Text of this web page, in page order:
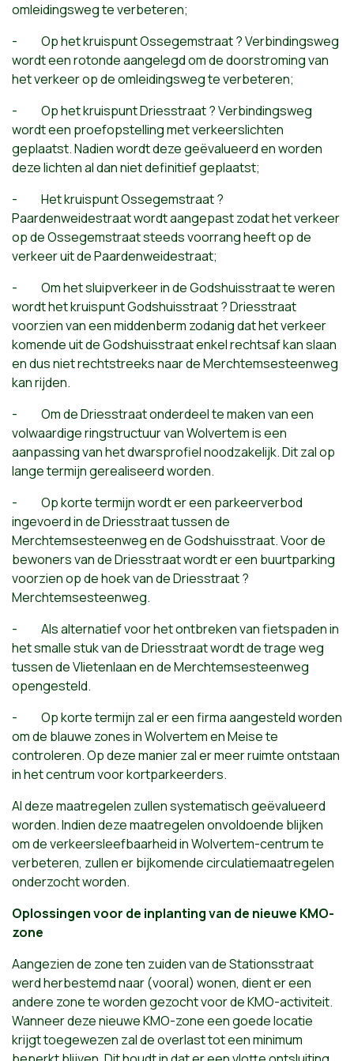
omleidingsweg te verbeteren;
- Op het kruispunt Ossegemstraat ? Verbindingsweg
wordt een rotonde aangelegd om de doorstroming van
het verkeer op de omleidingsweg te verbeteren;
- Op het kruispunt Driesstraat ? Verbindingsweg
wordt een proefopstelling met verkeerslichten
geplaatst. Nadien wordt deze geëvalueerd en worden
deze lichten al dan niet definitief geplaatst;
- Het kruispunt Ossegemstraat ?
Paardenweidestraat wordt aangepast zodat het verkeer
op de Ossegemstraat steeds voorrang heeft op de
verkeer uit de Paardenweidestraat;
- Om het sluipverkeer in de Godshuisstraat te weren
wordt het kruispunt Godshuisstraat ? Driesstraat
voorzien van een middenberm zodanig dat het verkeer
komende uit de Godshuisstraat enkel rechtsaf kan slaan
en dus niet rechtstreeks naar de Merchtemsesteenweg
kan rijden.
- Om de Driesstraat onderdeel te maken van een
volwaardige ringstructuur van Wolvertem is een
aanpassing van het dwarsprofiel noodzakelijk. Dit zal op
lange termijn gerealiseerd worden.
- Op korte termijn wordt er een parkeerverbod
ingevoerd in de Driesstraat tussen de
Merchtemsesteenweg en de Godshuisstraat. Voor de
bewoners van de Driesstraat wordt er een buurtparking
voorzien op de hoek van de Driesstraat ?
Merchtemsesteenweg.
- Als alternatief voor het ontbreken van fietspaden in
het smalle stuk van de Driesstraat wordt de trage weg
tussen de Vlietenlaan en de Merchtemsesteenweg
opengesteld.
- Op korte termijn zal er een firma aangesteld worden
om de blauwe zones in Wolvertem en Meise te
controleren. Op deze manier zal er meer ruimte ontstaan
in het centrum voor kortparkeerders.
Al deze maatregelen zullen systematisch geëvalueerd
worden. Indien deze maatregelen onvoldoende blijken
om de verkeersleefbaarheid in Wolvertem-centrum te
verbeteren, zullen er bijkomende circulatiemaatregelen
onderzocht worden.
Oplossingen voor de inplanting van de nieuwe KMO-
zone
Aangezien de zone ten zuiden van de Stationsstraat
werd herbestemd naar (vooral) wonen, dient er een
andere zone te worden gezocht voor de KMO-activiteit.
Wanneer deze nieuwe KMO-zone een goede locatie
krijgt toegewezen zal de overlast tot een minimum